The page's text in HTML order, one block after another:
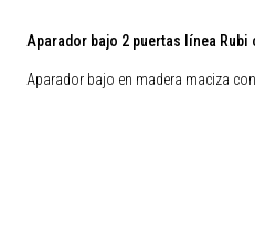
Aparador bajo 2 puertas línea Rubi
Aparador bajo en madera maciza